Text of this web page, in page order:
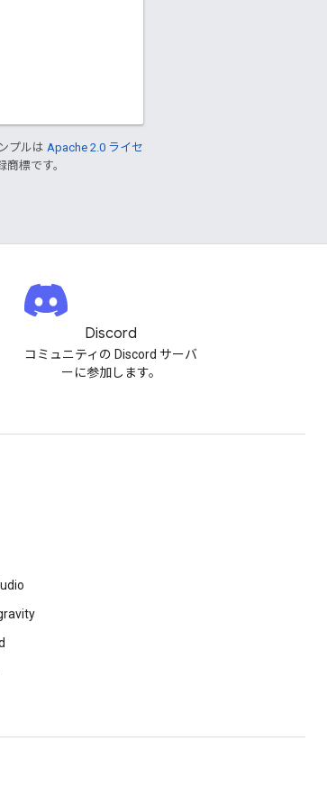
プルは Apache 2.0 ライセ
標です。
Discord
コミュニティの Discord サーバ
ーに参加します。